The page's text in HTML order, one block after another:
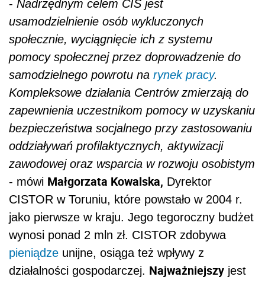
- Nadrzędnym celem CIS jest
usamodzielnienie osób wykluczonych
społecznie, wyciągnięcie ich z systemu
pomocy społecznej przez doprowadzenie do
samodzielnego powrotu na rynek pracy.
Kompleksowe działania Centrów zmierzają do
zapewnienia uczestnikom pomocy w uzyskaniu
bezpieczeństwa socjalnego przy zastosowaniu
oddziaływań profilaktycznych, aktywizacji
zawodowej oraz wsparcia w rozwoju osobistym
- mówi Małgorzata Kowalska, Dyrektor
CISTOR w Toruniu, które powstało w 2004 r.
jako pierwsze w kraju. Jego tegoroczny budżet
wynosi ponad 2 mln zł. CISTOR zdobywa
pieniądze unijne, osiąga też wpływy z
działalności gospodarczej. Najważniejszy jest